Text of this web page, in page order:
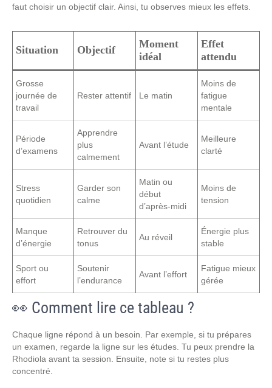
faut choisir un objectif clair. Ainsi, tu observes mieux les effets.
Situation Objectif
Moment
idéal
Effet
attendu
Grosse
journée de
travail
Rester attentif Le matin
Moins de
fatigue
mentale
Période
d’examens
Apprendre
plus
calmement
Avant l’étude
Meilleure
clarté
Stress
quotidien
Garder son
calme
Matin ou
début
d’après-midi
Moins de
tension
Manque
d’énergie
Retrouver du
tonus
Au réveil
Énergie plus
stable
Sport ou
effort
Soutenir
l’endurance
Avant l’effort
Fatigue mieux
gérée
👀 Comment lire ce tableau ?
Chaque ligne répond à un besoin. Par exemple, si tu prépares
un examen, regarde la ligne sur les études. Tu peux prendre la
Rhodiola avant ta session. Ensuite, note si tu restes plus
concentré.